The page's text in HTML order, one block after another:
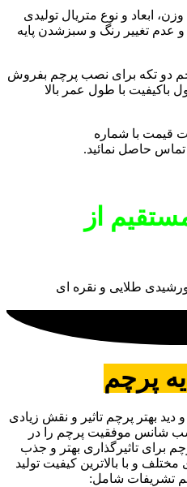
ابعاد و نوع متریال تولیدی
و عدم تغییر رنگ و سبزشدن پایه
دو تکه برای نصب پرچم بفروش
باکیفیت با طول عمر بالا
قیمت با شماره
از
پرچم
و دید بهتر پرچم تاثیر و نقش زیادی
شانس موفقیت پرچم را در
برای تاثیرگذاری بهتر و جذب
و با بالاترین کیفیت تولید
تشریفات شامل: